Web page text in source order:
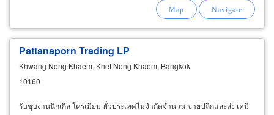
Pattanaporn Trading LP
Khwang Nong Khaem, Khet Nong Khaem, Bangkok
10160
รับชุบงานนิกเกิล โครเมี่ยม ทั่วประเทศไม่จำกัดจำนวน ขายปลีกและส่ง เคมี